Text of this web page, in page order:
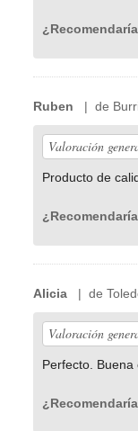
Ruben | de
Valoración
Producto de
Alicia | de
Valoración
Perfecto.